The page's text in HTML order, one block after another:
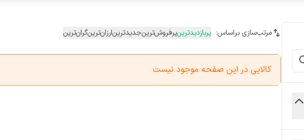
مرتب‌سازی براساس: پربازدیدترینپرفروش‌ترینجدیدترینارزان‌ترینگران‌ترین
کالایی در این صفحه موجود نیست